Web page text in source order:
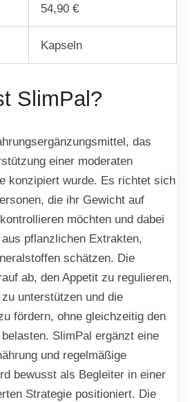
54,90 €
Kapseln
SlimPal?
das
einer moderaten
konzipiert wurde. Es richtet sich
die ihr Gewicht auf
möchten und dabei
pflanzlichen Extrakten,
schätzen. Die
ab, den Appetit zu regulieren,
unterstützen und die
fördern, ohne gleichzeitig den
SlimPal ergänzt eine
und regelmäßige
bewusst als Begleiter in einer
Strategie positioniert. Die